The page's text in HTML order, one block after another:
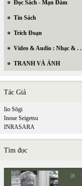
Đọc Sách - Mạn Đàm
Tin Sách
Trích Đoạn
Video & Audio : Nhạc & .
TRANH VÀ ẢNH
Tác Giả
Iio Sōgi
Inoue Seigetsu
INRASARA
Tìm đọc